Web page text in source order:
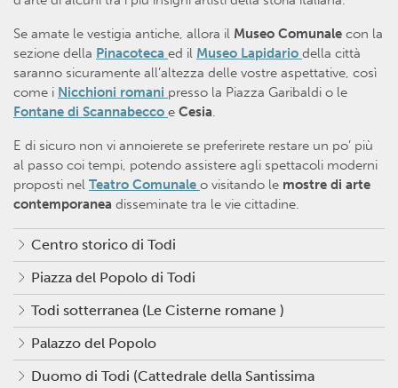
Se amate le vestigia antiche, allora il Museo Comunale con la
sezione della Pinacoteca ed il Museo Lapidario della città
saranno sicuramente all’altezza delle vostre aspettative, così
come i Nicchioni romani presso la Piazza Garibaldi o le
Fontane di Scannabecco e Cesia.
E di sicuro non vi annoierete se preferirete restare un po’ più
al passo coi tempi, potendo assistere agli spettacoli moderni
proposti nel Teatro Comunale o visitando le mostre di arte
contemporanea disseminate tra le vie cittadine.
Centro storico di Todi
Piazza del Popolo di Todi
Todi sotterranea (Le Cisterne romane )
Palazzo del Popolo
Duomo di Todi (Cattedrale della Santissima